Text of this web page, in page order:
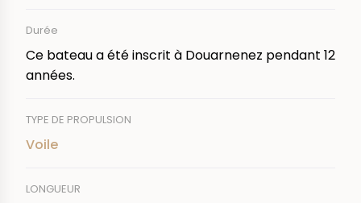
Durée
Ce bateau a été inscrit à Douarnenez pendant 12
années.
TYPE DE PROPULSION
Voile
LONGUEUR